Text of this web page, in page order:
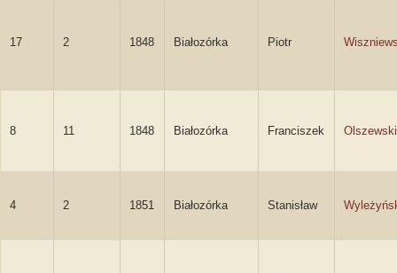
17 2 1848 Białozórka Piotr
8 11 1848 Białozórka Franciszek Olszewski
4 2 1851 Białozórka Stanisław